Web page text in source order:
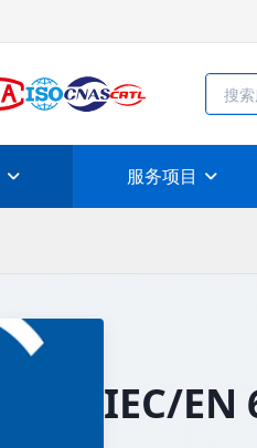
服务项目
IEC/EN